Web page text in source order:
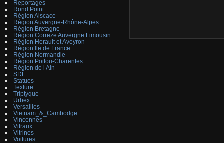
Reportages
Rond Point
Région Alscace
Région Auvergne-Rhône-Alpes
Région Bretagne
Région Correze Auvergne Limousin
Région Herault et Aveyron
Région Ile de France
Région Normandie
Région Poitou-Charentes
Région de l Ain
SDF
Statues
Texture
Triptyque
Urbex
Versailles
Vietnam_&_Cambodge
Vincennes
Vitraux
Vitrines
Voitures